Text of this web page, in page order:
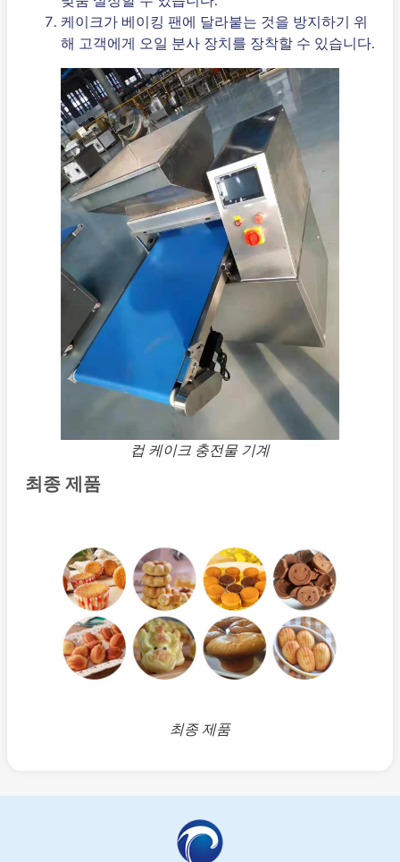
케이크가 베이킹 팬에 달라붙는 것을 방지하기 위
해 고객에게 오일 분사 장치를 장착할 수 있습니다.
컵 케이크 충전물 기계
최종 제품
최종 제품